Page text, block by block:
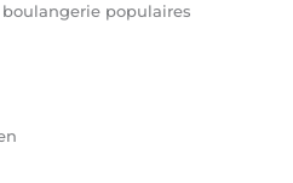
populaires